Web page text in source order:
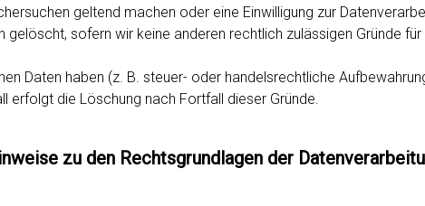
geltend machen oder eine Einwilligung zur
gelöscht, sofern wir keine anderen rechtlich zulässigen Gründe
Daten haben (z. B. steuer- oder handelsrechtliche
erfolgt die Löschung nach Fortfall dieser Gründe.
zu den Rechtsgrundlagen der